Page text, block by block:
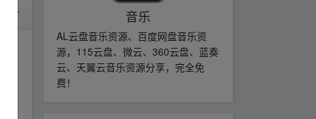
音乐
AL云盘音乐资源、百度网盘音乐资
源，115云盘、微云、360云盘、蓝奏
云、天翼云音乐资源分享，完全免
费！